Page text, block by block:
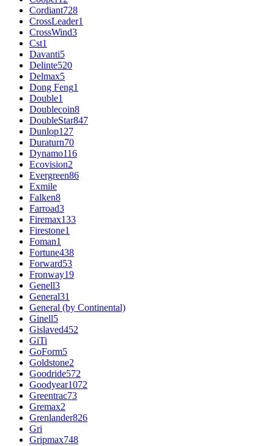
Cordiant728
CrossLeader1
CrossWind3
Cst1
Davanti5
Delinte520
Delmax5
Dong Feng1
Double1
Doublecoin8
DoubleStar847
Dunlop127
Duraturn70
Dynamo116
Ecovision2
Evergreen86
Exmile
Falken8
Farroad3
Firemax133
Firestone1
Foman1
Fortune438
Forward53
Fronway19
Genell3
General31
General (by Continental)
Ginell5
Gislaved452
GiTi
GoForm5
Goldstone2
Goodride572
Goodyear1072
Greentrac73
Gremax2
Grenlander826
Gri
Gripmax748